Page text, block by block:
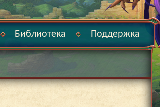
Библиотека Поддержка